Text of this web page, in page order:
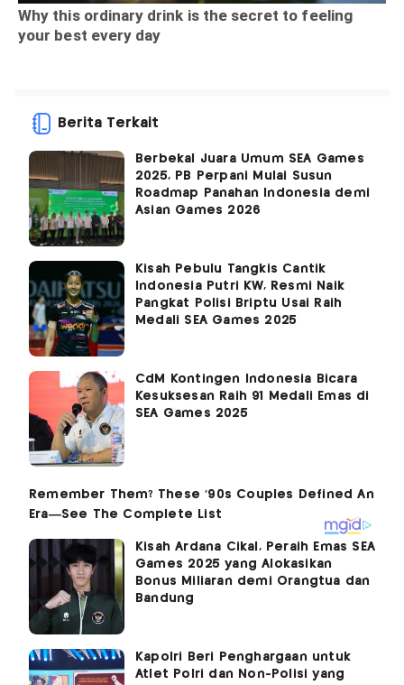
Berita Terkait
Berbekal Juara Umum SEA Games
2025, PB Perpani Mulai Susun
Roadmap Panahan Indonesia demi
Asian Games 2026
Kisah Pebulu Tangkis Cantik
Indonesia Putri KW, Resmi Naik
Pangkat Polisi Briptu Usai Raih
Medali SEA Games 2025
CdM Kontingen Indonesia Bicara
Kesuksesan Raih 91 Medali Emas di
SEA Games 2025
Kisah Ardana Cikal, Peraih Emas SEA
Games 2025 yang Alokasikan
Bonus Miliaran demi Orangtua dan
Bandung
Kapolri Beri Penghargaan untuk
Atlet Polri dan Non-Polisi yang